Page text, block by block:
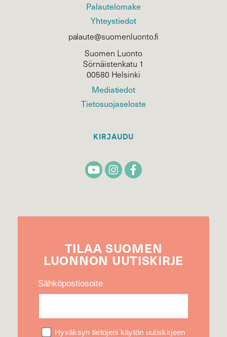
Palautelomake
Yhteystiedot
palaute@suomenluonto.fi
Suomen Luonto
Sörnäistenkatu 1
00580 Helsinki
Mediatiedot
Tietosuojaseloste
KIRJAUDU
TILAA SUOMEN
LUONNON UUTIS­KIRJE
Sähköpostiosoite
Hyväksyn tietojeni käytön uutiskirjeen